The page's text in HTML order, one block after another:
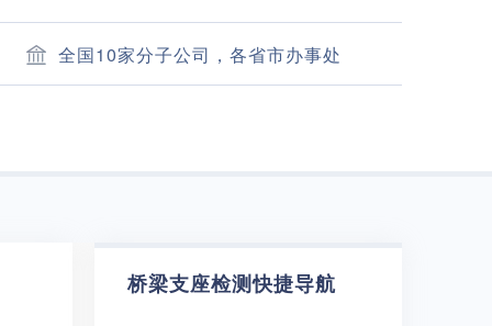
全国10家分子公司，各省市办事处
桥梁支座检测快捷导航